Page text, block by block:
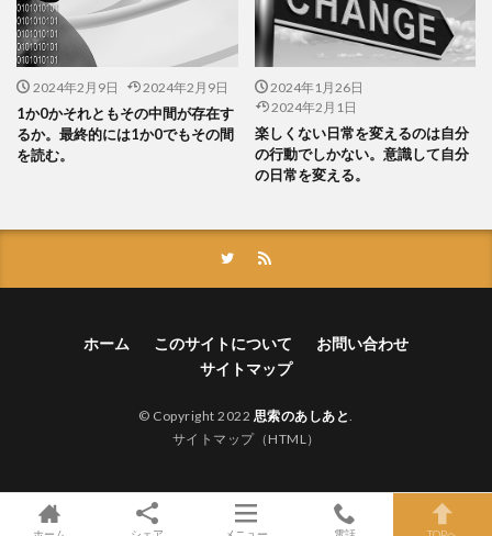
2024年2月9日 2024年2月9日
1か0かそれともその中間が存在す
るか。最終的には1か0でもその間
を読む。
2024年1月26日
2024年2月1日
楽しくない日常を変えるのは自分
の行動でしかない。意識して自分
の日常を変える。
ホーム このサイトについて
お問い合わせ
サイトマップ
© Copyright 2022 思索のあしあと.
サイトマップ（HTML）